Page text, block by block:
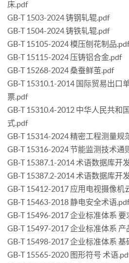
床.pdf
GB-T 1503-2024 铸钢轧辊.pdf
GB-T 1504-2024 铸铁轧辊.pdf
GB-T 15105-2024 模压刨花制品.pdf
GB-T 15115-2024 压铸铝合金.pdf
GB-T 15268-2024 桑蚕鲜茧.pdf
GB-T 15310.1-2014 国际贸易出口
票.pdf
GB-T 15310.4-2012 中华人民共和
式.pdf
GB-T 15314-2024 精密工程测量规
GB-T 15316-2024 节能监测技术通
GB-T 15387.1-2014 术语数据库开
GB-T 15387.2-2014 术语数据库开
GB-T 15412-2017 应用电视摄像机
GB-T 15463-2018 静电安全术语.pdf
GB-T 15496-2017 企业标准体系 要
GB-T 15497-2017 企业标准体系 产
GB-T 15498-2017 企业标准体系 基
GB-T 15565-2020 图形符号 术语